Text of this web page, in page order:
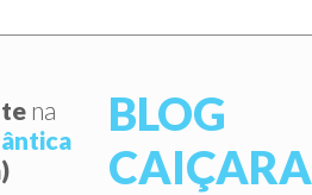
na
BLOG
CAIÇARA